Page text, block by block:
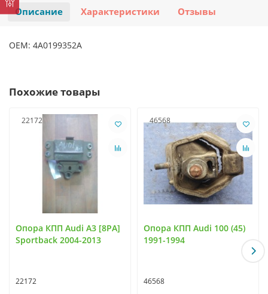
Описание Характеристики Отзывы
OEM: 4A0199352A
Похожие товары
22172
Опора КПП Audi A3 [8PA]
Sportback 2004-2013
22172
46568
Опора КПП Audi 100 (45)
1991-1994
46568